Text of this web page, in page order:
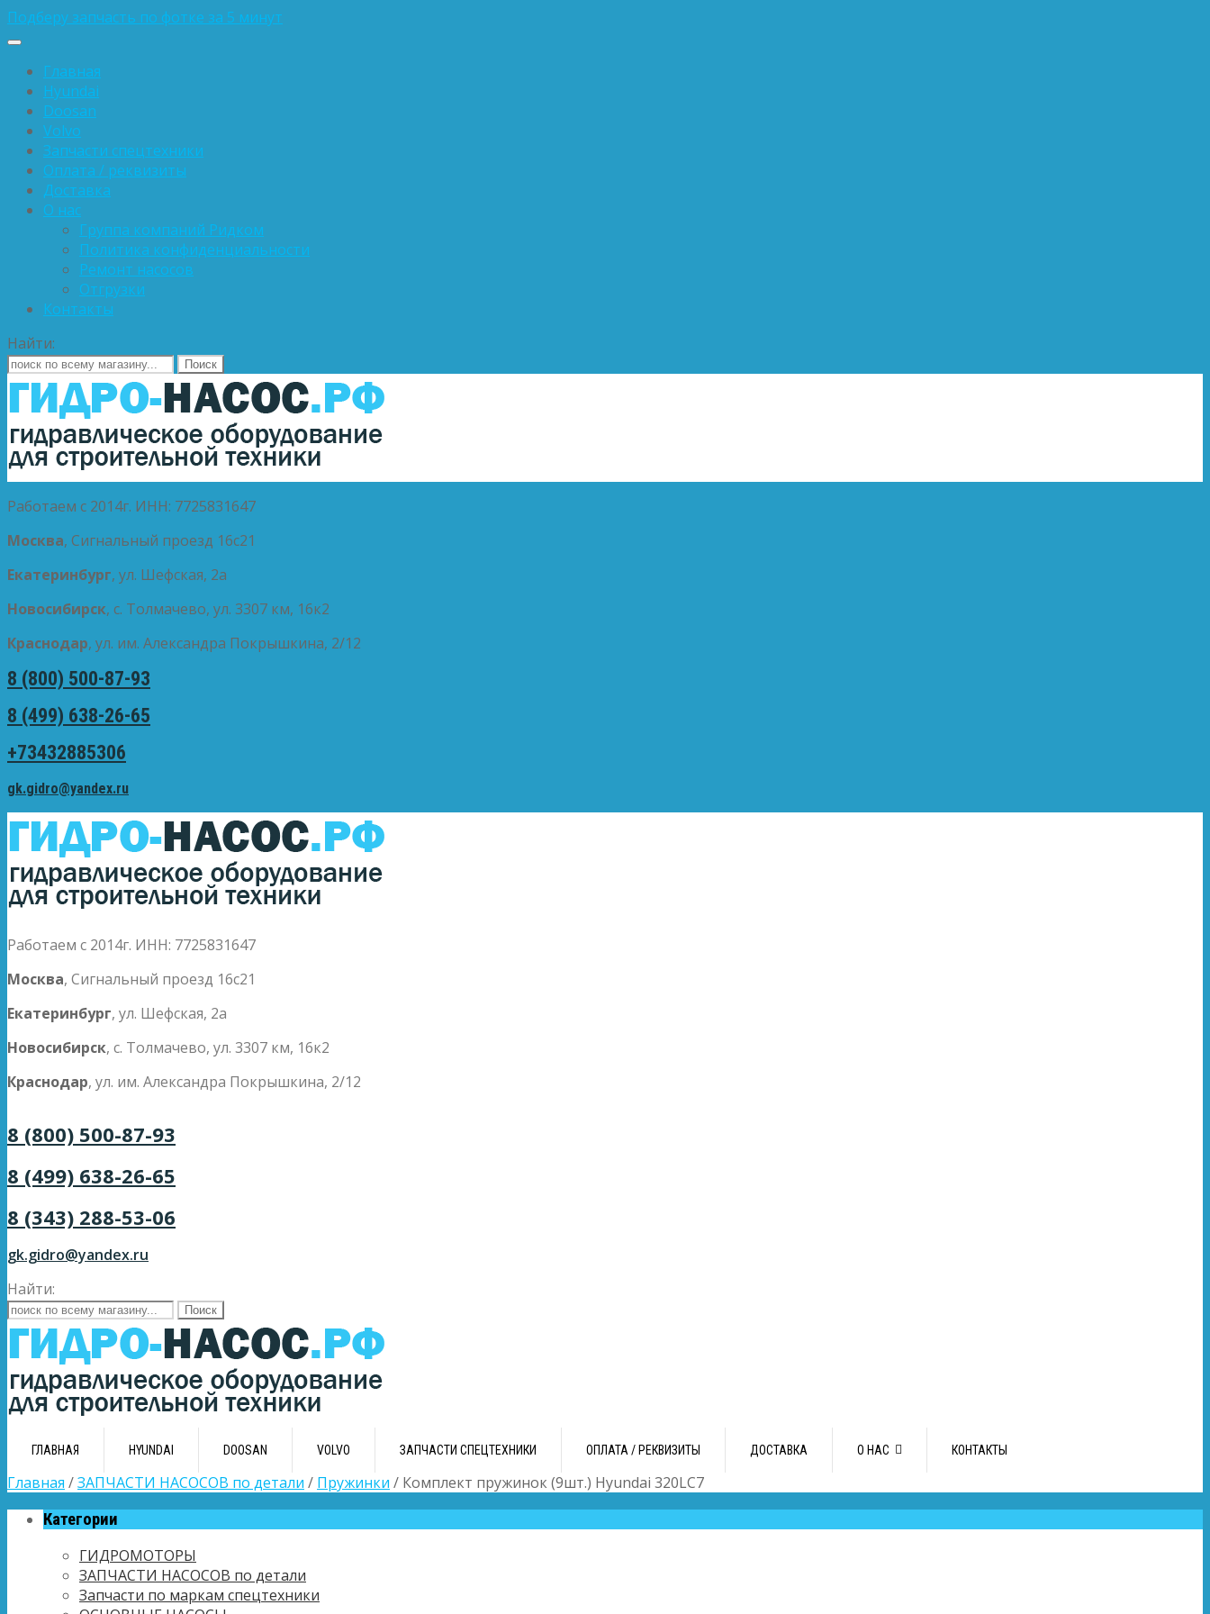
Подберу запчасть по фотке за 5 минут
Главная
Hyundai
Doosan
Volvo
Запчасти спецтехники
Оплата / реквизиты
Доставка
О нас
Группа компаний Ридком
Политика конфиденциальности
Ремонт насосов
Отгрузки
Контакты
Найти:
Работаем с 2014г. ИНН: 7725831647
Москва, Сигнальный проезд 16с21
Екатеринбург, ул. Шефская, 2а
Новосибирск, с. Толмачево, ул. 3307 км, 16к2
Краснодар, ул. им. Александра Покрышкина, 2/12
8 (800) 500-87-93
8 (499) 638-26-65
+73432885306
gk.gidro@yandex.ru
Работаем с 2014г. ИНН: 7725831647
Москва, Сигнальный проезд 16с21
Екатеринбург, ул. Шефская, 2а
Новосибирск, с. Толмачево, ул. 3307 км, 16к2
Краснодар, ул. им. Александра Покрышкина, 2/12
8 (800) 500-87-93
8 (499) 638-26-65
8 (343) 288-53-06
gk.gidro@yandex.ru
Найти:
ГЛАВНАЯ HYUNDAI DOOSAN VOLVO ЗАПЧАСТИ СПЕЦТЕХНИКИ ОПЛАТА / РЕКВИЗИТЫ ДОСТАВКА О НАС КОНТАКТЫ
Главная /ЗАПЧАСТИ НАСОСОВ по детали / Пружинки / Комплект пружинок (9шт.) Hyundai 320LC7
Категории
ГИДРОМОТОРЫ
ЗАПЧАСТИ НАСОСОВ по детали
Запчасти по маркам спецтехники